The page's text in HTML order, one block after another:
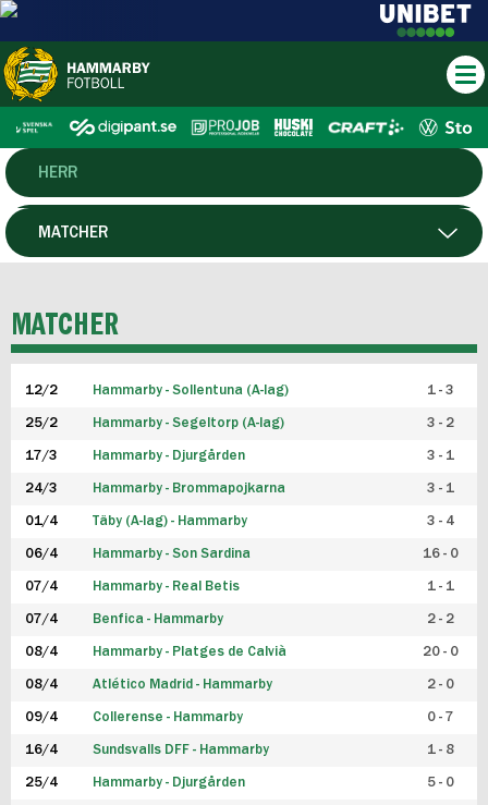
HERR
DAM
P19
F19
FUTSAL HERR
FUTSAL DAM
MATCHER
MATCHER
12/2 Hammarby - Sollentuna (A-lag) 1 - 3
25/2 Hammarby - Segeltorp (A-lag) 3 - 2
17/3 Hammarby - Djurgården 3 - 1
24/3 Hammarby - Brommapojkarna 3 - 1
01/4 Täby (A-lag) - Hammarby 3 - 4
06/4 Hammarby - Son Sardina 16 - 0
07/4 Hammarby - Real Betis 1 - 1
07/4 Benfica - Hammarby 2 - 2
08/4 Hammarby - Platges de Calvià 20 - 0
08/4 Atlético Madrid - Hammarby 2 - 0
09/4 Collerense - Hammarby 0 - 7
16/4 Sundsvalls DFF - Hammarby 1 - 8
25/4 Hammarby - Djurgården 5 - 0